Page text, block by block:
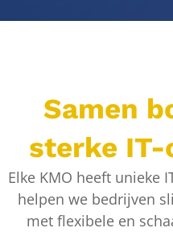
Samen
sterke IT-
Elke KMO heeft unieke
helpen we bedrijven
met flexibele en